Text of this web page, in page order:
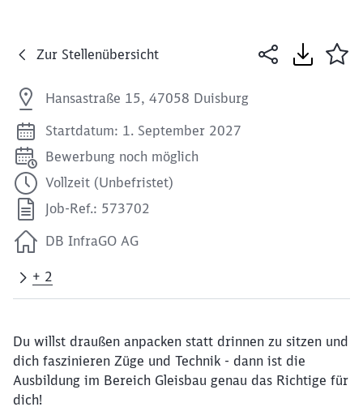
Zur Stellenübersicht
Hansastraße 15, 47058 Duisburg
Startdatum: 1. September 2027
Bewerbung noch möglich
Vollzeit (Unbefristet)
Job-Ref.: 573702
DB InfraGO AG
+ 2
Du willst draußen anpacken statt drinnen zu sitzen und
dich faszinieren Züge und Technik - dann ist die
Ausbildung im Bereich Gleisbau genau das Richtige für
dich!